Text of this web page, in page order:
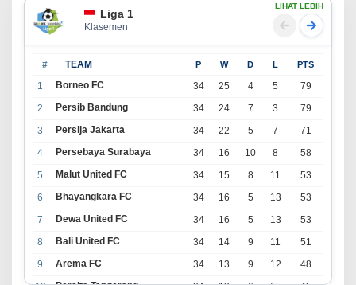
Liga 1
Klasemen
LIHAT LEBIH
# TEAM P W D L PTS
1 Borneo FC 34 25 4 5
79
2
Persib Bandung 34 24 7 3
79
3
Persija Jakarta 34 22 5 7
71
4
Persebaya Surabaya 34 16 10 8
58
5
Malut United FC 34 15 8 11
53
6
Bhayangkara FC 34 16 5 13
53
7
Dewa United FC 34 16 5 13
53
8
Bali United FC 34 14 9 11
51
9
Arema FC 34 13 9 12
48